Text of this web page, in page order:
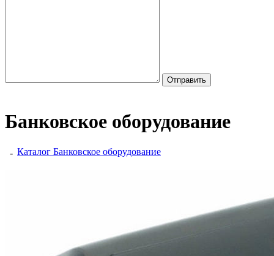
Банковское оборудование
Каталог
- Банковское оборудование